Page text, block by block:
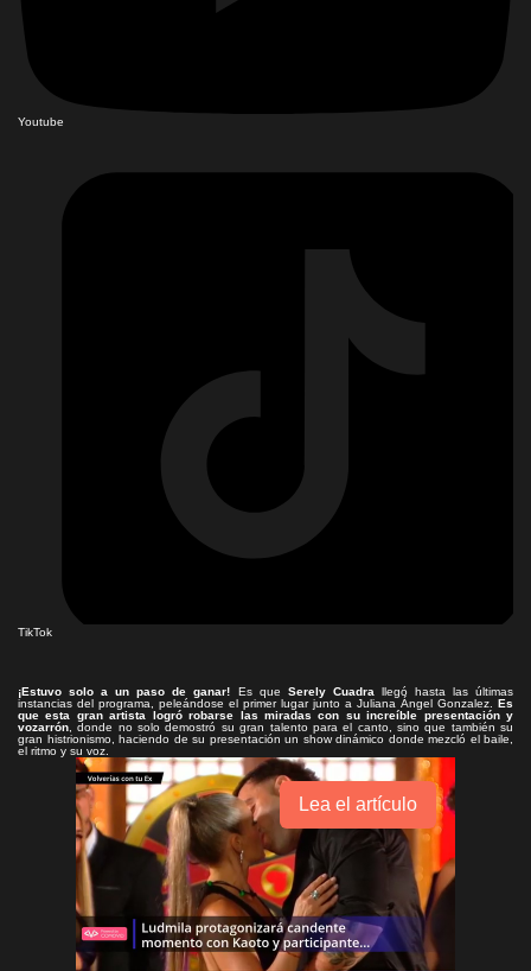
Youtube
TikTok
¡Estuvo solo a un paso de ganar! Es que Serely Cuadra llegó hasta las últimas
instancias del programa, peleándose el primer lugar junto a Juliana Ángel Gonzalez. Es
que esta gran artista logró robarse las miradas con su increíble presentación y
vozarrón , donde no solo demostró su gran talento para el canto, sino que también su
gran histrionismo, haciendo de su presentación un show dinámico donde mezcló el baile,
el ritmo y su voz.
Lea el artículo